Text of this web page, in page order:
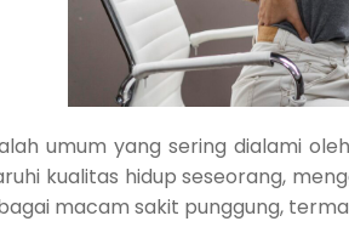
umum yang sering dialami
kualitas hidup seseorang,
macam sakit punggung,